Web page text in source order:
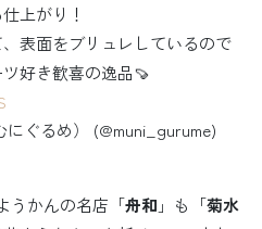
上がり！
表面をブリュレしているので
好き歓喜の逸品🍠
ぐるめ） (@muni_gurume)
うかんの名店「舟和 」も「菊水